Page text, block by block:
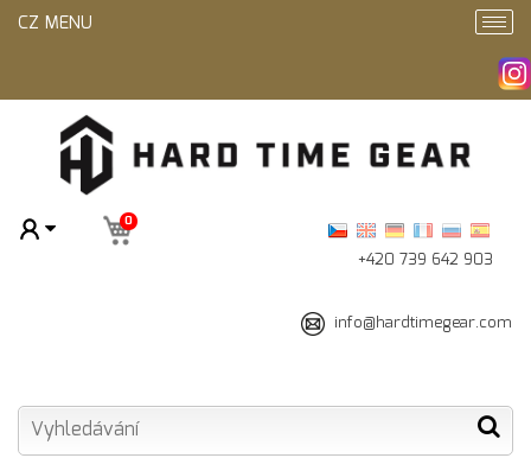
+420 739 642 903
info@hardtimegear.com
0
CZ MENU